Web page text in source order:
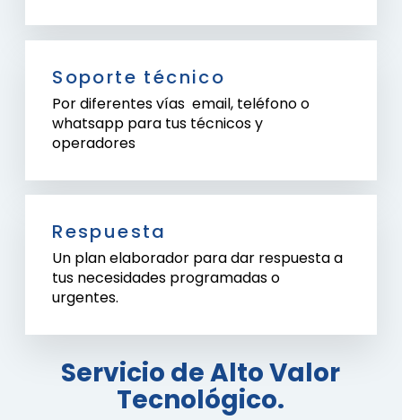
Soporte técnico
Por diferentes vías email, teléfono o
whatsapp para tus técnicos y
operadores
Respuesta
Un plan elaborador para dar respuesta a
tus necesidades programadas o
urgentes.
Servicio de Alto Valor
Tecnológico.